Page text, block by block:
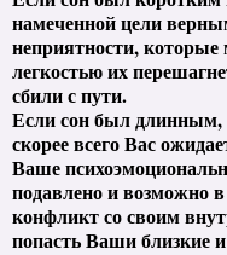
намеченной цели
неприятности,
легкостью их
сбили с пути.
Если сон был
скорее всего Вас
Ваше
подавлено и возможно
конфликт со своим
попасть Ваши близкие